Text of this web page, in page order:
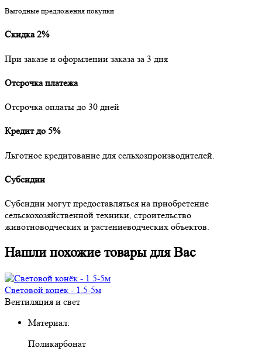
Выгодные предложения покупки
Скидка 2%
При заказе и оформлении заказа за 3 дня
Отсрочка платежа
Отсрочка оплаты до 30 дней
Кредит до 5%
Льготное кредитование для сельхозпроизводителей.
Субсидии
Субсидии могут предоставляться на приобретение
сельскохозяйственной техники, строительство
животноводческих и растениеводческих объектов.
Нашли похожие товары для Вас
Световой конёк - 1.5-5м
Вентиляция и свет
Материал:
Поликарбонат